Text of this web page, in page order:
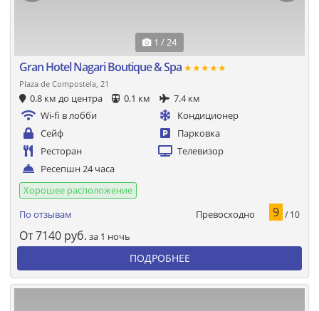
1 / 24
Gran Hotel Nagari Boutique & Spa ★★★★★
Plaza de Compostela, 21
0.8 км до центра 0.1 км
7.4 км
Wi-fi в лобби
Кондиционер
Сейф
Парковка
Ресторан
Телевизор
Ресепшн 24 часа
Хорошее расположение
По отзывам
Превосходно 9 / 10
От7140 руб. за 1 ночь
ПОДРОБНЕЕ